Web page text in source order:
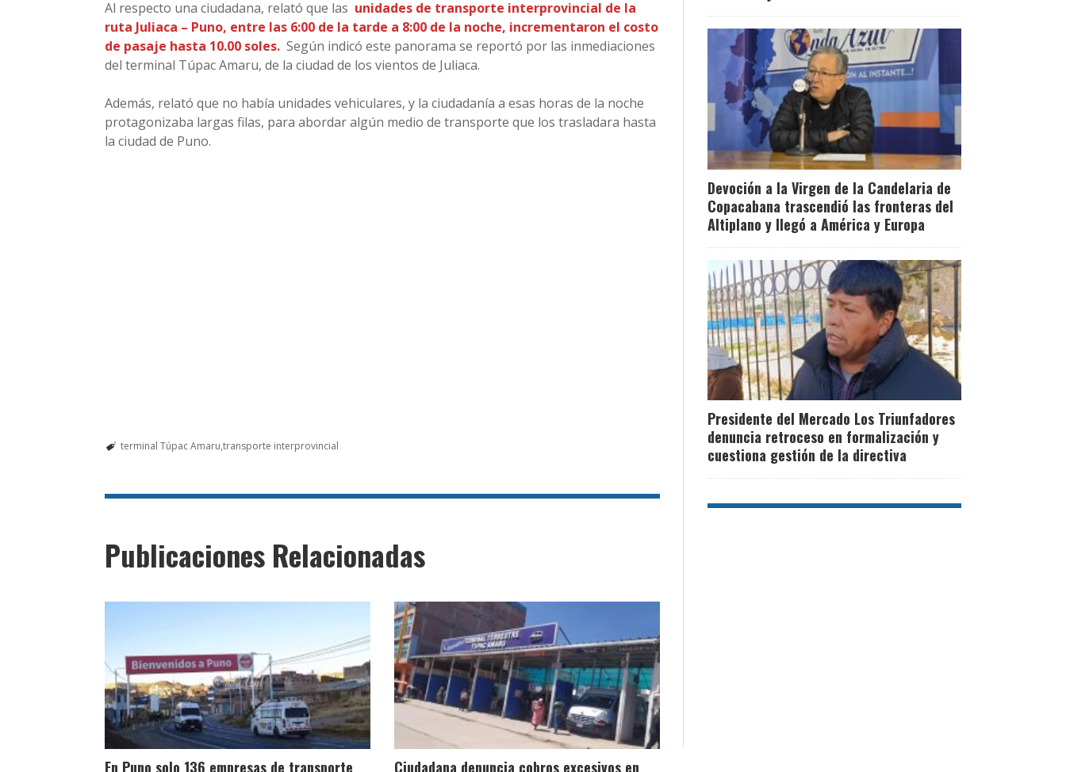
Al respecto una ciudadana, relató que las unidades de transporte interprovincial de la
ruta Juliaca – Puno, entre las 6:00 de la tarde a 8:00 de la noche, incrementaron el costo
de pasaje hasta 10.00 soles. Según indicó este panorama se reportó por las inmediaciones
del terminal Túpac Amaru, de la ciudad de los vientos de Juliaca.
Además, relató que no había unidades vehiculares, y la ciudadanía a esas horas de la noche
protagonizaba largas filas, para abordar algún medio de transporte que los trasladara hasta
la ciudad de Puno.
terminal Túpac Amaru transporte interprovincial
Publicaciones Relacionadas
En Puno solo 136 empresas de transporte
Ciudadana denuncia cobros excesivos en
Devoción a la Virgen de la Candelaria de
Copacabana trascendió las fronteras del
Altiplano y llegó a América y Europa
Presidente del Mercado Los Triunfadores
denuncia retroceso en formalización y
cuestiona gestión de la directiva